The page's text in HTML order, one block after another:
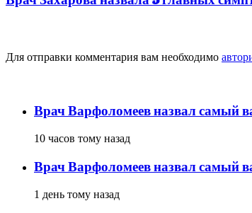
Для отправки комментария вам необходимо
Врач Варфоломеев назвал самый
10 часов тому назад
Врач Варфоломеев назвал самый
1 день тому назад